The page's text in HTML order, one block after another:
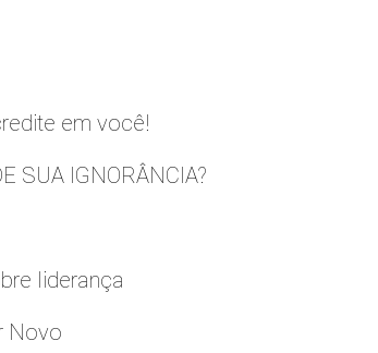
em você!
SUA IGNORÂNCIA?
liderança
Novo